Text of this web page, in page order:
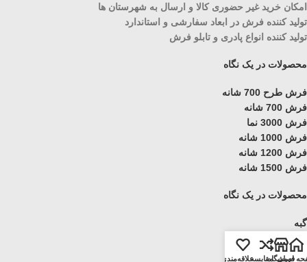
امکان خرید غیر حضوری کالا و ارسال به شهرستان ها
تولید کننده فرش در ابعاد سفارشی و استاندارد
تولید کننده انواع پادری و تابلو فرش
محصولات در یک نگاه
فرش طرح 700 شانه
فرش 700 شانه
فرش 3000 نما
فرش 1000 شانه
فرش 1200 شانه
فرش 1500 شانه
محصولات در یک نگاه
گبه
گلیم
ویژن
اصلی
فروشگاهمقایسهعلاقه‌مندی